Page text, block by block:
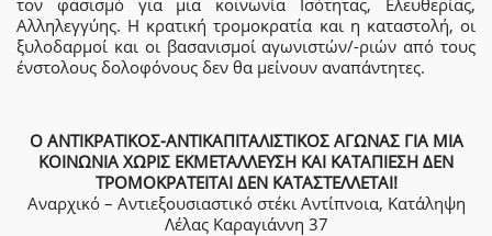
τον φασισμό για μια κοινωνία Ισότητας, Ελευθερίας,
Αλληλεγγύης. Η κρατική τρομοκρατία και η καταστολή, οι
ξυλοδαρμοί και οι βασανισμοί αγωνιστών/-ριών από τους
ένστολους δολοφόνους δεν θα μείνουν αναπάντητες.
Ο ΑΝΤΙΚΡΑΤΙΚΟΣ-ΑΝΤΙΚΑΠΙΤΑΛΙΣΤΙΚΟΣ ΑΓΩΝΑΣ ΓΙΑ ΜΙΑ
ΚΟΙΝΩΝΙΑ ΧΩΡΙΣ ΕΚΜΕΤΑΛΛΕΥΣΗ ΚΑΙ ΚΑΤΑΠΙΕΣΗ ΔΕΝ
ΤΡΟΜΟΚΡΑΤΕΙΤΑΙ ΔΕΝ ΚΑΤΑΣΤΕΛΛΕΤΑΙ!
Αναρχικό – Αντιεξουσιαστικό στέκι Αντίπνοια, Κατάληψη
Λέλας Καραγιάννη 37